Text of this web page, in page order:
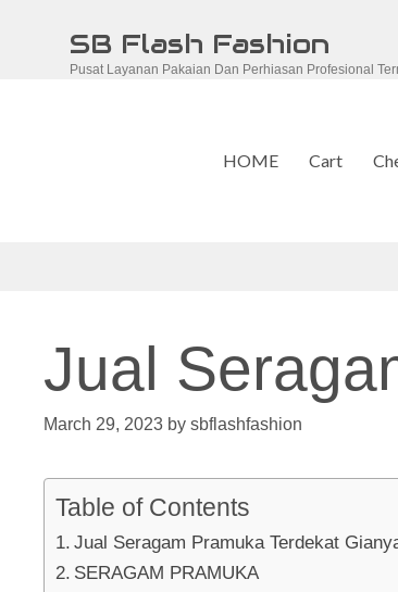
SB Flash Fashion
Pusat Layanan Pakaian Dan Perhiasan Profesional
HOME Cart
Jual
March 29, 2023 by sbflashfashion
Table of Contents
Jual Seragam Pramuka Terdekat
SERAGAM PRAMUKA